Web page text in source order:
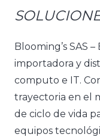
Blooming’s SAS
importadora y
computo e IT.
trayectoria en el
de ciclo de vida
equipos